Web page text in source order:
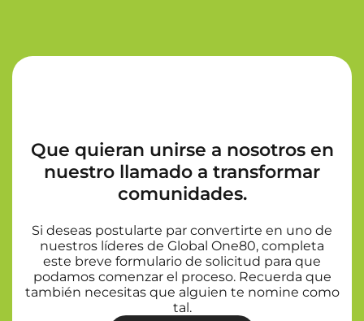
Que quieran unirse a nosotros en
nuestro llamado a transformar
comunidades.
Si deseas postularte par convertirte en uno de
nuestros líderes de Global One80, completa
este breve formulario de solicitud para que
podamos comenzar el proceso. Recuerda que
también necesitas que alguien te nomine como
tal.